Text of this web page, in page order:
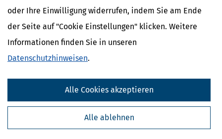
oder Ihre Einwilligung widerrufen, indem Sie am Ende
der Seite auf "Cookie Einstellungen" klicken. Weitere
Informationen finden Sie in unseren
Datenschutzhinweisen.
Alle ablehnen
Alle Cookies akzeptieren
Absenden
Steuertipps
Steuertipps Selbstständige
Geldtipps
Datenschutzhinweisehabe ich gelesen.
Meine Einwilligung kann ich jederzeit durch
Abbestellung des Newsletters widerrufen.